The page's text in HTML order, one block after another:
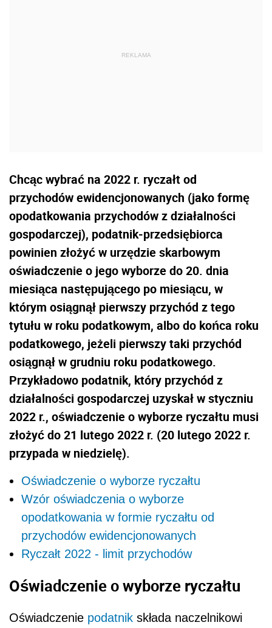
Chcąc wybrać na 2022 r. ryczałt od
przychodów ewidencjonowanych (jako formę
opodatkowania przychodów z działalności
gospodarczej), podatnik-przedsiębiorca
powinien złożyć w urzędzie skarbowym
oświadczenie o jego wyborze do 20. dnia
miesiąca następującego po miesiącu, w
którym osiągnął pierwszy przychód z tego
tytułu w roku podatkowym, albo do końca roku
podatkowego, jeżeli pierwszy taki przychód
osiągnął w grudniu roku podatkowego.
Przykładowo podatnik, który przychód z
działalności gospodarczej uzyskał w styczniu
2022 r., oświadczenie o wyborze ryczałtu musi
złożyć do 21 lutego 2022 r. (20 lutego 2022 r.
przypada w niedzielę).
Oświadczenie o wyborze ryczałtu
Wzór oświadczenia o wyborze
opodatkowania w formie ryczałtu od
przychodów ewidencjonowanych
Ryczałt 2022 - limit przychodów
Oświadczenie o wyborze ryczałtu
Oświadczenie podatnik składa naczelnikowi